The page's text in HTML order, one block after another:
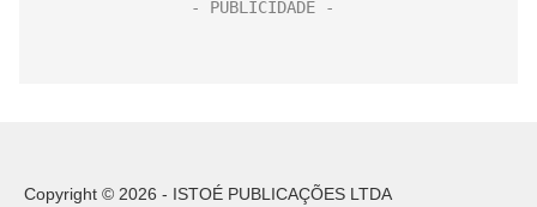
Copyright © 2026 - ISTOÉ PUBLICAÇÕES LTDA